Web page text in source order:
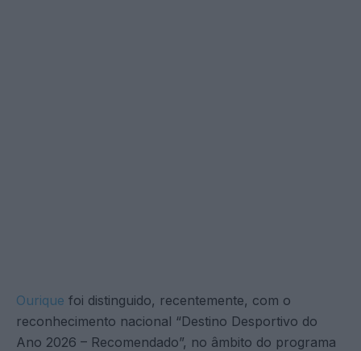
Ourique foi distinguido, recentemente, com o
reconhecimento nacional “Destino Desportivo do
Ano 2026 – Recomendado”, no âmbito do programa